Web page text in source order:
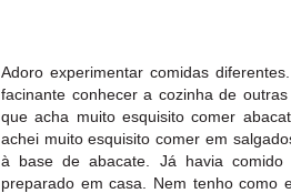
Adoro experimentar comidas
facinante conhecer a cozinha de
que acha muito esquisito comer
achei muito esquisito comer em
à base de abacate. Já havia
preparado em casa. Nem tenho como